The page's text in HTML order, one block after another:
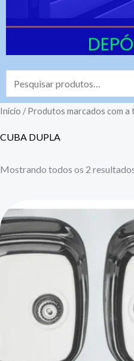
Pesquisar
por:
Início / Produtos marcados com a
CUBA DUPLA
Mostrando todos os 2